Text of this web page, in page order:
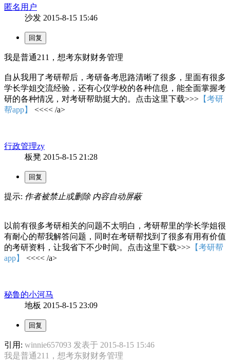
匿名用户
沙发 2015-8-15 15:46
我是普通211，想考东财财务管理
自从我用了考研帮后，考研备考思路清晰了很多，里面有很多
学长学姐交流经验，还有心仪学校的各种信息，能全面掌握考
研的各种情况，对考研帮助挺大的。点击这里下载>>> 【考研
帮app】
<<<< /a>
行政管理zy
板凳 2015-8-15 21:28
提示: 作者被禁止或删除 内容自动屏蔽
以前有很多考研相关的问题不太明白，考研帮里的学长学姐很
有耐心的帮我解答问题，同时在考研帮找到了很多有用有价值
的考研资料，让我省下不少时间。点击这里下载>>> 【考研帮
app】
<<<< /a>
秘鲁的小河马
地板 2015-8-15 23:09
引用: winnie657093 发表于 2015-8-15 15:46
我是普通211，想考东财财务管理